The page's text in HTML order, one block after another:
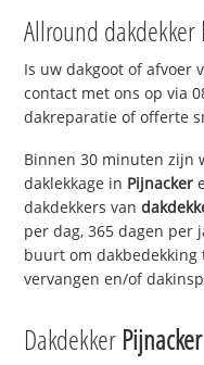
Allround dakdekker
Is uw dakgoot of afvoer
contact met ons op via
dakreparatie of offerte
Binnen 30 minuten zijn
daklekkage in Pijnacker
dakdekkers van
per dag, 365 dagen per
buurt om dakbedekking
vervangen en/of
Dakdekker Pijnacker